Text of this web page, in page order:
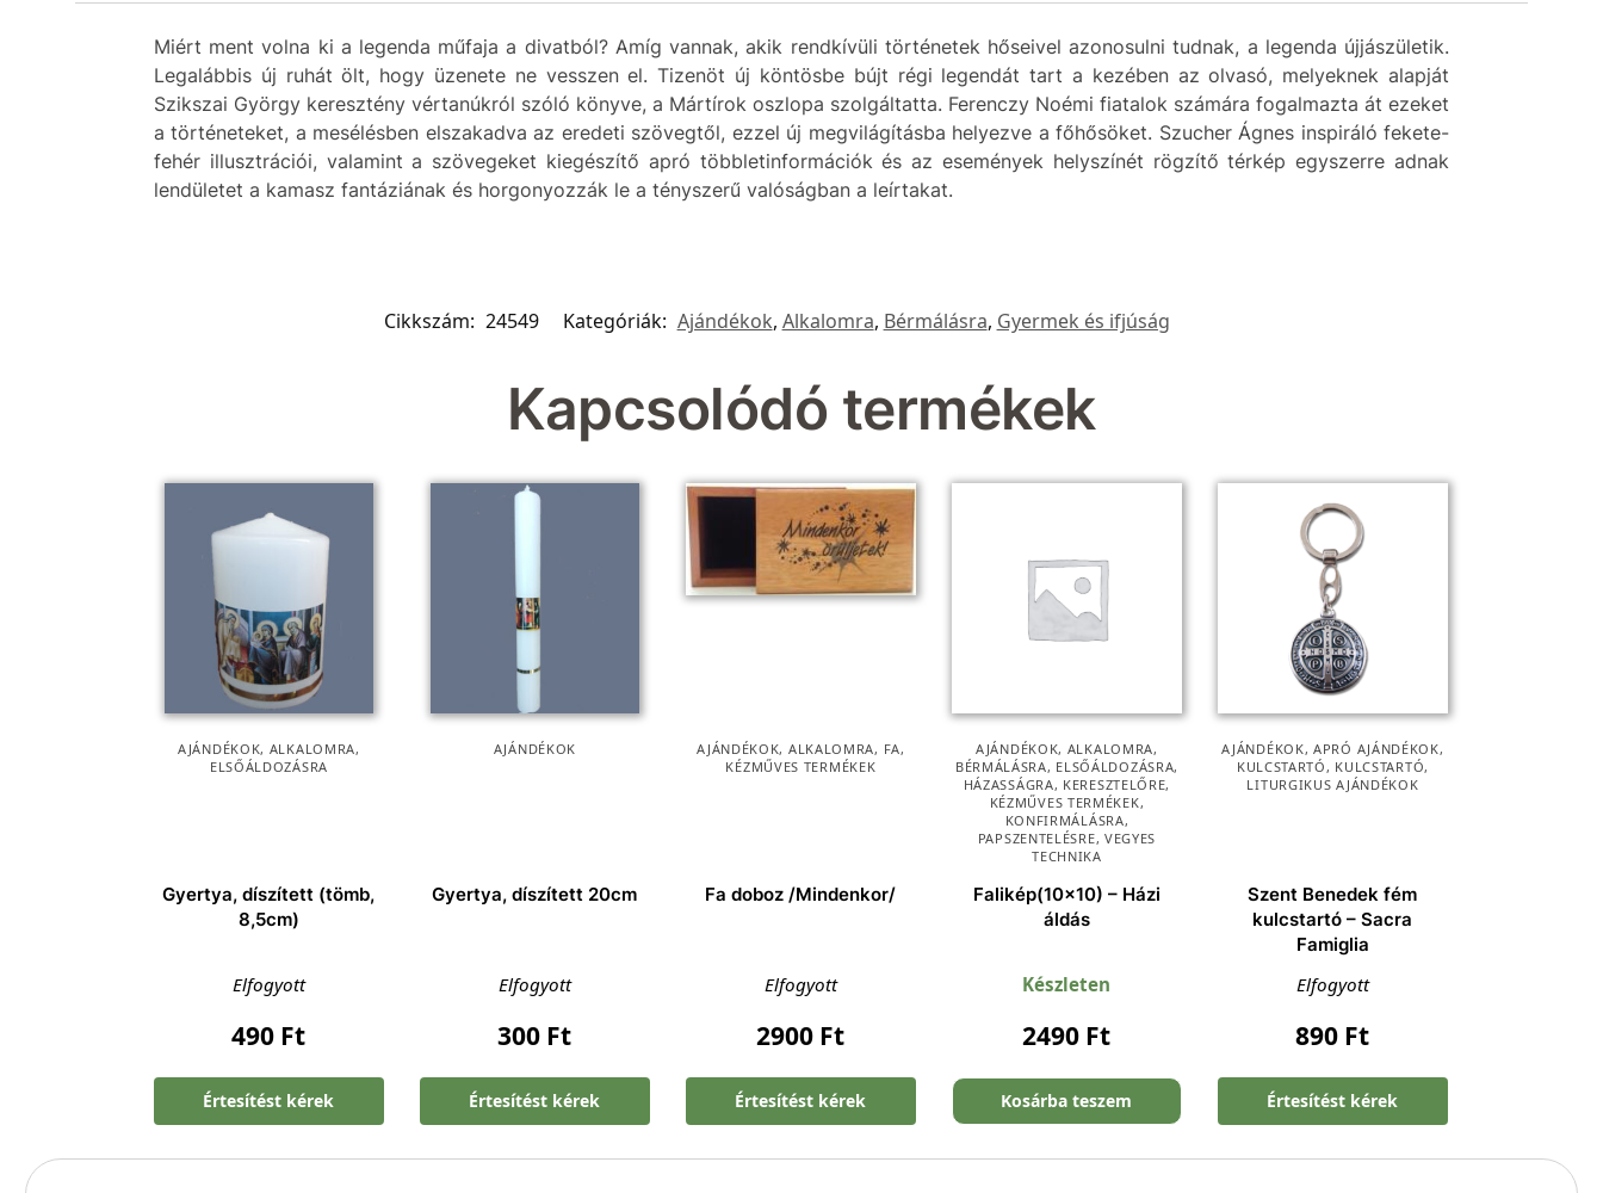
Miért ment volna ki a legenda műfaja a divatból? Amíg vannak, akik rendkívüli történetek hőseivel azonosulni tudnak, a legenda újjászületik.
Legalábbis új ruhát ölt, hogy üzenete ne vesszen el. Tizenöt új köntösbe bújt régi legendát tart a kezében az olvasó, melyeknek alapját
Szikszai György keresztény vértanúkról szóló könyve, a Mártírok oszlopa szolgáltatta. Ferenczy Noémi fiatalok számára fogalmazta át ezeket
a történeteket, a mesélésben elszakadva az eredeti szövegtől, ezzel új megvilágításba helyezve a főhősöket. Szucher Ágnes inspiráló fekete-
fehér illusztrációi, valamint a szövegeket kiegészítő apró többletinformációk és az események helyszínét rögzítő térkép egyszerre adnak
lendületet a kamasz fantáziának és horgonyozzák le a tényszerű valóságban a leírtakat.
Cikkszám: 24549 Kategóriák: Ajándékok, Alkalomra, Bérmálásra, Gyermek és ifjúság
Kapcsolódó termékek
AJÁNDÉKOK, ALKALOMRA,
ELSŐÁLDOZÁSRA
Gyertya, díszített (tömb,
8,5cm)
Elfogyott
490 Ft
Értesítést kérek
AJÁNDÉKOK
Gyertya, díszített 20cm
Elfogyott
300 Ft
Értesítést kérek
AJÁNDÉKOK, ALKALOMRA, FA,
KÉZMŰVES TERMÉKEK
Fa doboz /Mindenkor/
Elfogyott
2900 Ft
Értesítést kérek
AJÁNDÉKOK, ALKALOMRA,
BÉRMÁLÁSRA, ELSŐÁLDOZÁSRA,
HÁZASSÁGRA, KERESZTELŐRE,
KÉZMŰVES TERMÉKEK,
KONFIRMÁLÁSRA,
PAPSZENTELÉSRE, VEGYES
TECHNIKA
Falikép(10×10) – Házi
áldás
Készleten
2490 Ft
Kosárba teszem
AJÁNDÉKOK,APRÓ AJÁNDÉKOK,
KULCSTARTÓ, KULCSTARTÓ,
LITURGIKUS AJÁNDÉKOK
Szent Benedek fém
kulcstartó – Sacra
Famiglia
Elfogyott
890 Ft
Értesítést kérek